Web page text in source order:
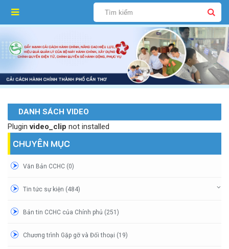
DANH SÁCH VIDEO
Pluginvideo_clip not installed
CHUYÊN MỤC
Văn Bản CCHC (0)
Tin tức sự kiện (484)
Bản tin CCHC của Chính phủ (251)
Chương trình Gặp gỡ và Đối thoại (19)